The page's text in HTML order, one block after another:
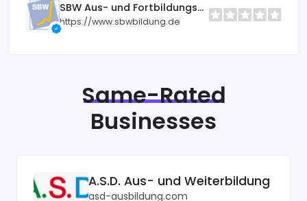
SBW Aus- und Fortbildungsgesellschaft für Wirtschaft und Verwaltung mbH
https://www.sbwbildung.de
Same-Rated
Businesses
A.S.D. Aus- und Weiterbildung
asd-ausbildung.com